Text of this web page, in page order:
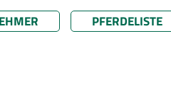
PFERDELISTE